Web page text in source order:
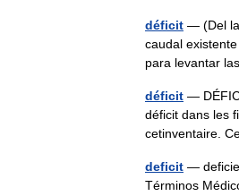
déficit — (Del
caudal
para levantar
déficit —
déficit dans les
cetinventaire.
deficit —
Términos